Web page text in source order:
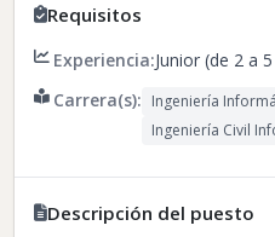
Requisitos
Experiencia:Junior (de 2 a
Carrera(s): Ingeniería
Ingeniería Civil
Descripción del puesto